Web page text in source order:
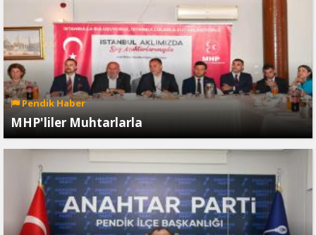
Pendik Haber
MHP'liler Muhtarlarla